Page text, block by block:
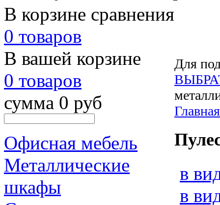
В корзине сравнения
0 товаров
В вашей корзине
0 товаров
сумма 0 руб
Офисная мебель
Металлические
шкафы
Для
Главная
в
в